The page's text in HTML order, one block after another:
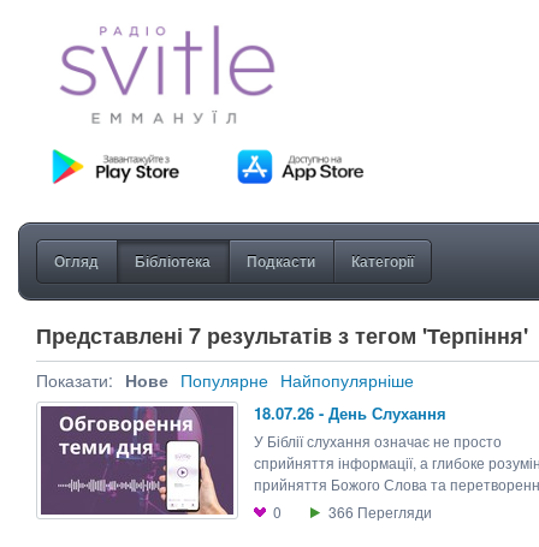
Огляд Бібліотека Подкасти Категорії
Представлені 7 результатів з тегом 'Терпіння'
Показати: Нове Популярне Найпопулярніше
18.07.26 - День Слухання
У Біблії слухання означає не просто
сприйняття інформації, а глибоке
прийняття Божого Слова та
0
366 Перегляди